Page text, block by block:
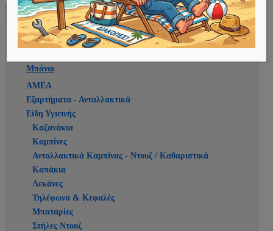
Αρχική
E-shop
Μπάνιο
ΑΜΕΑ
Εξαρτήματα - Ανταλλακτικά
Είδη Υγιεινής
Καζανάκια
Καμπίνες
Ανταλλακτικά Καμπίνας - Ντουζ / Καθαριστικά
Καπάκια
Λεκάνες
Τηλέφωνα & Κεφαλές
Μπαταρίες
Στήλες Ντουζ